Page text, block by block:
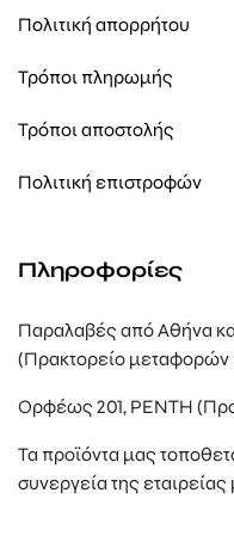
Πολιτική απορρήτου
Τρόποι πληρωμής
Τρόποι αποστολής
Πολιτική επιστροφών
Πληροφορίες
Παραλαβές από Αθήνα
(Πρακτορείο μεταφορών
Ορφέως 201, ΡΕΝΤΗ
Τα προϊόντα μας
συνεργεία της